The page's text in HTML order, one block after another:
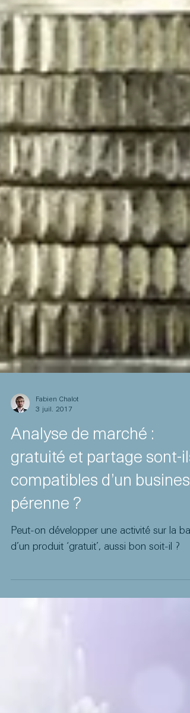
Fabien Chalot
3 juil. 2017
Analyse de marché :
gratuité et partage sont-ils
compatibles d’un business
pérenne ?
Peut-on développer une activité sur la
d’un produit ‘gratuit’, aussi bon soit-il ?